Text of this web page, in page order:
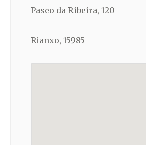
Paseo da Ribeira, 120
Rianxo, 15985